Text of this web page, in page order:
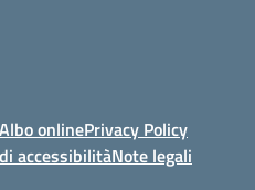
Albo onlinePrivacy Policy
accessibilitàNote legali